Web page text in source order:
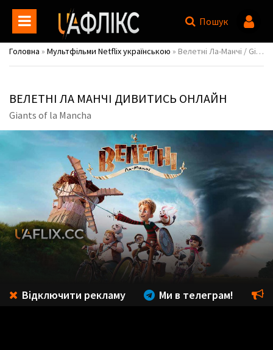
Пошук
Головна » Мультфільми Netflix українською » Велетні Ла-Манчі / Giants of la Mancha
ВЕЛЕТНІ ЛА МАНЧІ ДИВИТИСЬ ОНЛАЙН
Giants of la Mancha
Відключити рекламу Ми в телеграм!